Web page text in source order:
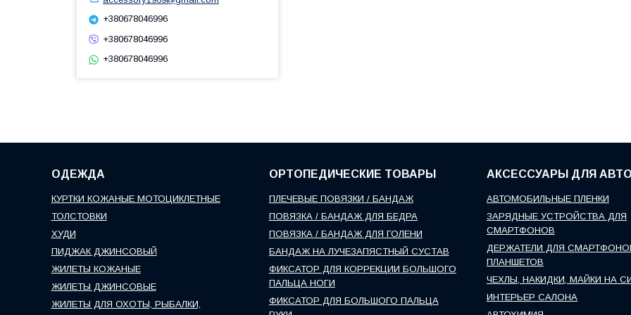
+380678046996
+380678046996
+380678046996
ОДЕЖДА
КУРТКИ КОЖАНЫЕ МОТОЦИКЛЕТНЫЕ
ТОЛСТОВКИ
ХУДИ
ПИДЖАК ДЖИНСОВЫЙ
ЖИЛЕТЫ КОЖАНЫЕ
ЖИЛЕТЫ ДЖИНСОВЫЕ
ЖИЛЕТЫ ДЛЯ ОХОТЫ, РЫБАЛКИ,
ОРТОПЕДИЧЕСКИЕ ТОВАРЫ
ПЛЕЧЕВЫЕ ПОВЯЗКИ / БАНДАЖ
ПОВЯЗКА / БАНДАЖ ДЛЯ БЕДРА
ПОВЯЗКА / БАНДАЖ ДЛЯ ГОЛЕНИ
БАНДАЖ НА ЛУЧЕЗАПЯСТНЫЙ СУСТАВ
ФИКСАТОР ДЛЯ КОРРЕКЦИИ БОЛЬШОГО
ПАЛЬЦА НОГИ
ФИКСАТОР ДЛЯ БОЛЬШОГО ПАЛЬЦА
АКСЕССУАРЫ ДЛЯ АВТО
АВТОМОБИЛЬНЫЕ ПЛЕНКИ
ЗАРЯДНЫЕ УСТРОЙСТВА ДЛЯ
СМАРТФОНОВ
ДЕРЖАТЕЛИ ДЛЯ
ПЛАНШЕТОВ
ЧЕХЛЫ, НАКИДКИ, МАЙКИ НА
ИНТЕРЬЕР САЛОНА